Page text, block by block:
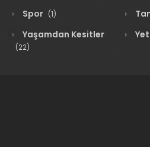
Spor (1)
Yaşamdan Kesitler
(22)